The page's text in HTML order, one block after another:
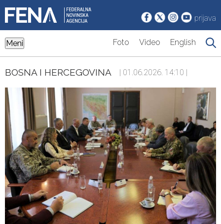
prijava
Meni Foto Video English
BOSNA I HERCEGOVINA | 01.06.2026. 14:10 |